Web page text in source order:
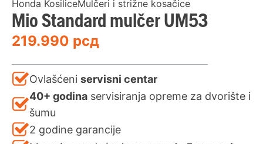
Honda KosiliceMulčeri i strižne kosačice
Mio Standard mulčer UM53
219.990 рсд
Ovlašćeni servisni centar
40+ godina servisiranja opreme za dvorište i
šumu
2 godine garancije